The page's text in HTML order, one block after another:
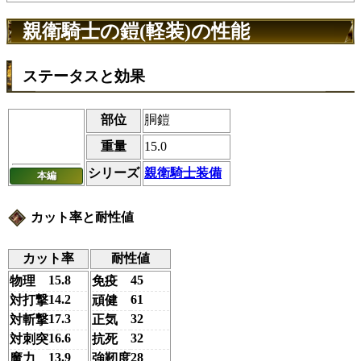
親衛騎士の鎧(軽装)の性能
ステータスと効果
本編
部位
胴鎧
重量
15.0
シリーズ 親衛騎士装備
カット率と耐性値
カット率
耐性値
物理
15.8
対打撃14.2
対斬撃17.3
対刺突16.6
魔力
13.9
免疫
45
頑健
61
正気
32
抗死
32
強靭度28